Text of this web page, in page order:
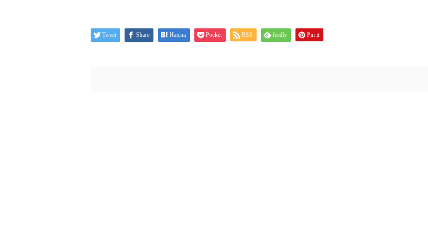
Tweet Share Hatena Pocket RSS feedly Pin it